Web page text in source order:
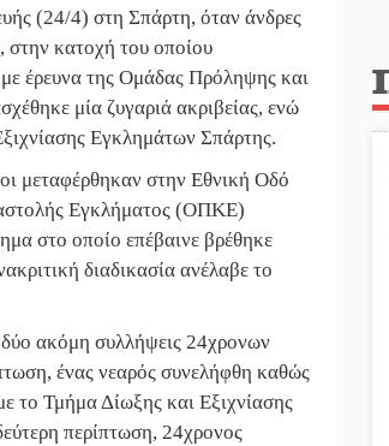
(24/4) στη Σπάρτη, όταν άνδρες
κατοχή του οποίου
έρευνα της Ομάδας Πρόληψης και
μία ζυγαριά ακριβείας, ενώ
Εγκλημάτων Σπάρτης.
μεταφέρθηκαν στην Εθνική Οδό
Εγκλήματος (ΟΠΚΕ)
στο οποίο επέβαινε βρέθηκε
διαδικασία ανέλαβε το
ακόμη συλλήψεις 24χρονων
ένας νεαρός συνελήφθη καθώς
το Τμήμα Δίωξης και Εξιχνίασης
περίπτωση, 24χρονος